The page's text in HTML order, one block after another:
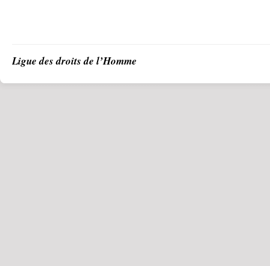
Ligue des droits de l’Homme